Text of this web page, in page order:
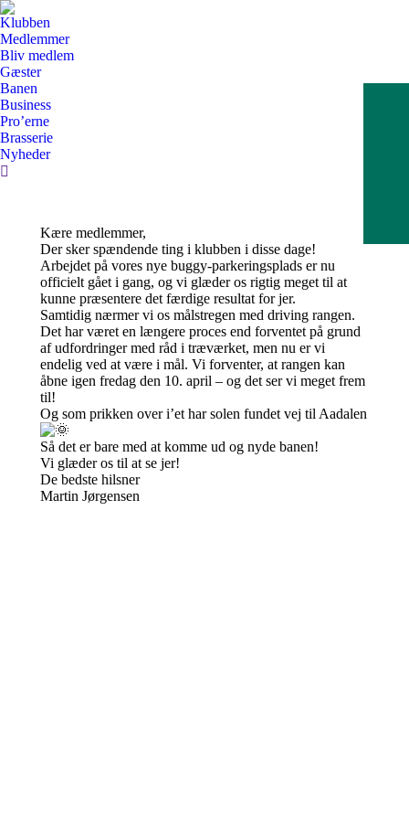
Klubben
Medlemmer
Bliv medlem
Gæster
Banen
Business
Pro’erne
Brasserie
Nyheder
Search:
Kære medlemmer,
Der sker spændende ting i klubben i disse dage!
Arbejdet på vores nye buggy-parkeringsplads er nu
officielt gået i gang, og vi glæder os rigtig meget til at
kunne præsentere det færdige resultat for jer.
Samtidig nærmer vi os målstregen med driving rangen.
Det har været en længere proces end forventet på grund
af udfordringer med råd i træværket, men nu er vi
endelig ved at være i mål. Vi forventer, at rangen kan
åbne igen fredag den 10. april – og det ser vi meget frem
til!
Og som prikken over i’et har solen fundet vej til Aadalen
Så det er bare med at komme ud og nyde banen!
Vi glæder os til at se jer!
De bedste hilsner
Martin Jørgensen